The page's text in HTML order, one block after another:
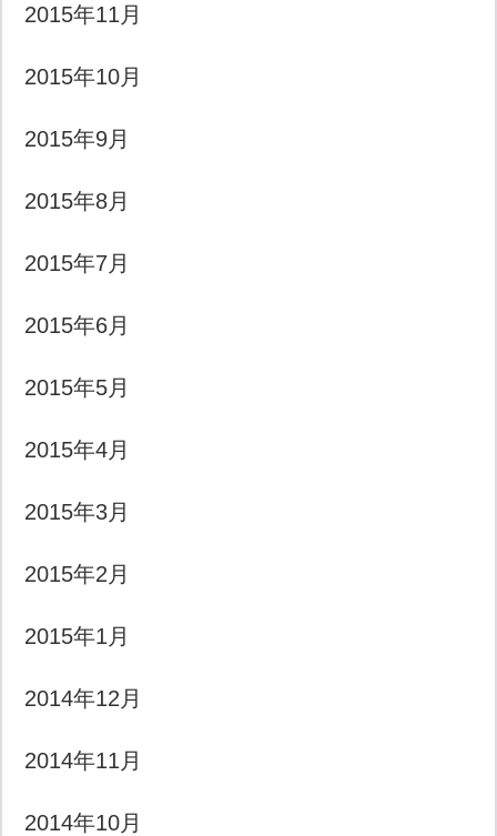
2015年11月
2015年10月
2015年9月
2015年8月
2015年7月
2015年6月
2015年5月
2015年4月
2015年3月
2015年2月
2015年1月
2014年12月
2014年11月
2014年10月